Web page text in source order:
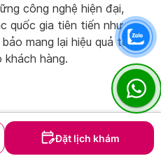
Đặt lịch khám
công nghệ hiện đại,
quốc gia tiên tiến như
mang lại hiệu quả tối ưu
hàng.
đầu tư vào các thiết
đoán và điều trị diễn ra